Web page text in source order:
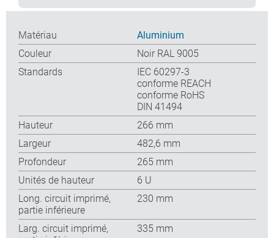
Matériau
Aluminium
Couleur
Noir RAL 9005
Standards
IEC 60297-3
conforme REACH
conforme RoHS
DIN 41494
Hauteur
266 mm
Largeur
482,6 mm
Profondeur
265 mm
Unités de hauteur
6 U
Long. circuit imprimé,
partie inférieure
230 mm
Larg. circuit imprimé,
335 mm